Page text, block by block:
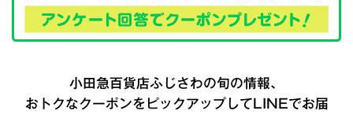
小田急百貨店ふじさわの旬の情報、
おトクなクーポンをピックアップしてLINEでお届